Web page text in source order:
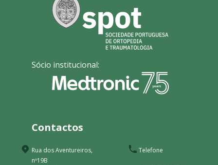
Sócio institucional:
Contactos
Rua dos Aventureiros,
nº19B
Telefone